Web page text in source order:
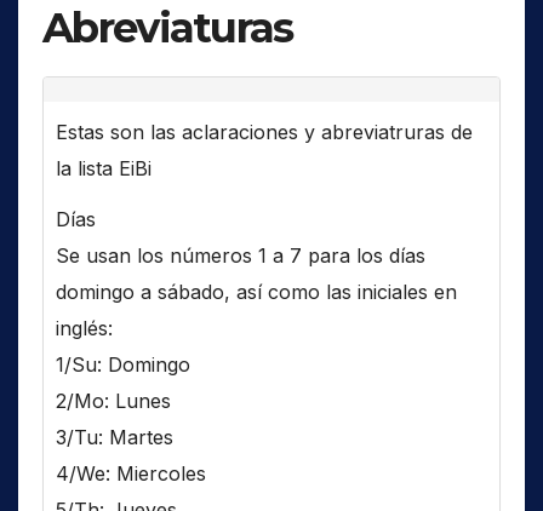
Abreviaturas
Estas son las aclaraciones y abreviatruras de
la lista EiBi
Días
Se usan los números 1 a 7 para los días
domingo a sábado, así como las iniciales en
inglés:
1/Su: Domingo
2/Mo: Lunes
3/Tu: Martes
4/We: Miercoles